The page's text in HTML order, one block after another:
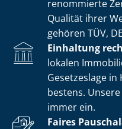
renommierte
Qualität ihrer
gehören TÜV,
Einhaltung
lokalen
Gesetzeslage
bestens.
immer ein.
Faires